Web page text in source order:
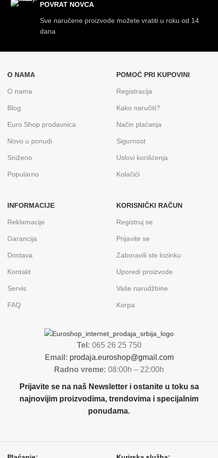
POVRAT NOVCA
Sve naručene proizvode možete vratiti u roku od 14
dana
O NAMA
O nama
Blog
Euro Shop prodavnica
Novo u ponudi
Sniženo
Popularno
POMOĆ PRI KUPOVINI
Registracija
Kako naručiti?
Način plaćanja
Sigurnost
Uslovi korišćenja
Kolačići
INFORMACIJE
Reklamacije
Garancija
Dostava
Kontakt
Servis
FAQ
KORISNIČKI RAČUN
Registruj se
Prijavite se
Zaboravili ste lozinku
Uporedi proizvode
Vaše narudžbine
Korpa
Tel: 065 26 25 750
Email: prodaja.euroshop@gmail.com
Radno vreme: 08:00h – 22:00h
Prijavite se na naš Newsletter i ostanite u toku sa
najnovijim proizvodima, trendovima i specijalnim
ponudama.